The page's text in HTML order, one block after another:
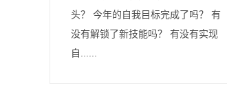
头？ 今年的自我目标完成了吗？ 有
没有解锁了新技能吗？ 有没有实现
自......